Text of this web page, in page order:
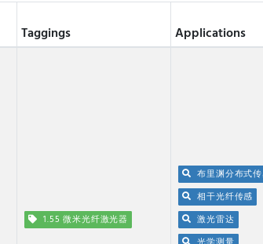
Taggings Applications
1.55 微米光纤激光器
布里渊分布式
相干光纤传感
激光雷达